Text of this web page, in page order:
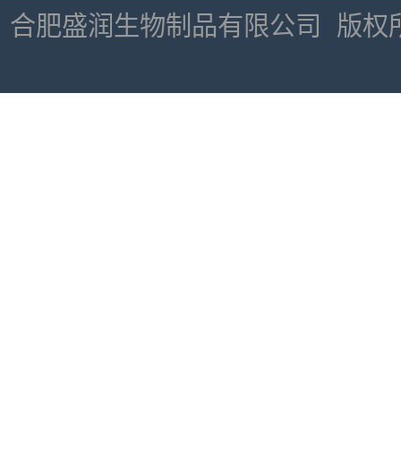
合肥盛润生物制品有限公司 版权